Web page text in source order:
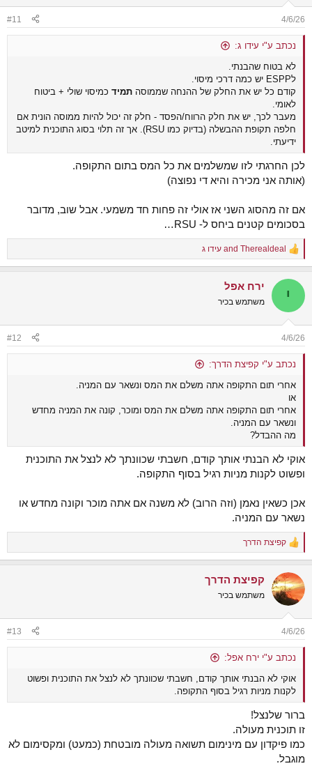
4/6/26
#11
נכתב ע"י עידו ג:
לא בטוח שהבנתי.
לESPP יש כמה דרכי מיסוי.
קודם כל יש את החלק של ההנחה שממוסה תמיד כמיסוי שולי + ביטוח
לאומי.
מעבר לכך, יש את חלק הרווח/הפסד - חלק זה יכול להיות ממוסה הונית אם
חלפה תקופת ההבשלה (בדיוק כמו RSU). אך זה תלוי בסוג התוכנית למיטב
ידיעתי.
לכן החרגתי לזו שמשלמים את כל המס בתום התקופה.
(אותה אני מכירה והיא די נפוצה)
אם זה מהסוג השני אז אולי זה פחות חד משמעי. אבל שוב, מדובר
בסכומים קטנים ביחס ל- RSU…
R
e
c
i
s
:
Therealdeal עידו ג
י ירח אפל
משתמש בכיר
4/6/26
#12
נכתב ע"י קפיצת הדרך:
אחרי תום התקופה אתה משלם את המס ונשאר עם המניה.
או
אחרי תום התקופה אתה משלם את המס ומוכר, קונה את המניה מחדש
ונשאר עם המניה.
מה ההבדל?
אוקי לא הבנתי אותך קודם, חשבתי שכוונתך לא לנצל את התוכנית
ופשוט לקנות מניות רגיל בסוף התקופה.
אכן כשאין נאמן (וזה הרוב) לא משנה אם אתה מוכר וקונה מחדש או
נשאר עם המניה.
R
e
c
t
i
s
:
קפיצת הדרך
קפיצת הדרך
משתמש בכיר
4/6/26
#13
נכתב ע"י ירח אפל:
אוקי לא הבנתי אותך קודם, חשבתי שכוונתך לא לנצל את התוכנית ופשוט
לקנות מניות רגיל בסוף התקופה.
ברור שלנצל!
זו תוכנית מעולה.
כמו פיקדון עם מינימום תשואה מעולה מובטחת (כמעט) ומקסימום לא
מוגבל.